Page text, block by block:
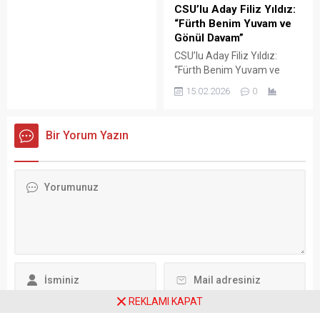
ardından 1981 yılında
Hristiyan Demokrat Birlik
(CDU) partisinde siyasete
CSU’lu Aday Filiz Yıldız:
“Fürth Benim Yuvam ve
Gönül Davam”
CSU’lu Aday Filiz Yıldız:
“Fürth Benim Yuvam ve
Bavyera Eyaleti’nde 8
15.02.2026 0
Bir Yorum Yazın
REKLAMI KAPAT